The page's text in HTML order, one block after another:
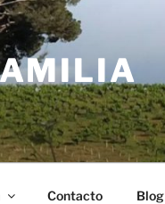
Contacto Blog